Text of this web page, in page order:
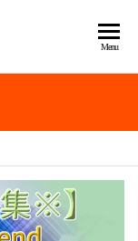
Menu